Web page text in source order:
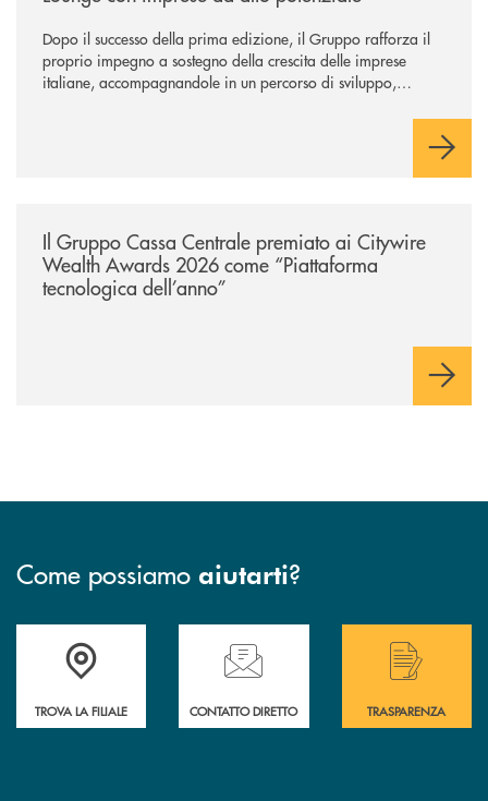
Dopo il successo della prima edizione, il Gruppo rafforza il
proprio impegno a sostegno della crescita delle imprese
italiane, accompagnandole in un percorso di sviluppo,
Il Gruppo Cassa Centrale premiato ai Citywire
Wealth Awards 2026 come “Piattaforma
tecnologica dell’anno”
Come possiamo aiutarti?
Accedi all' elenco completo delle filiali .
TROVA LA FILIALE
Hai bisogno di assistenza immediata?
CONTATTO DIRETTO
Hai bisogno di
TRASPARENZA